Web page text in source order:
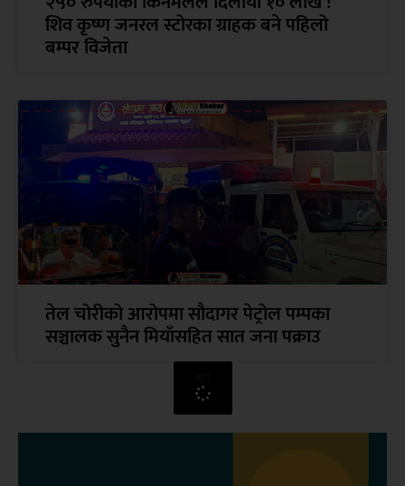
शिव कृष्ण जनरल स्टोरका ग्राहक बने पहिलो
बम्पर विजेता
तेल चोरीको आरोपमा सौदागर पेट्रोल पम्पका
सञ्चालक सुनैन मियाँसहित सात जना पक्राउ